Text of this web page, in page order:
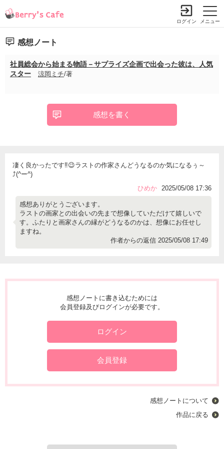
メニュー
ログイン
感想ノート
社員総会から始まる物語－サプライズ企画で出会った彼は、人気
スター
涼岡ミチ/著
感想を書く
凄く良かったです‼️😉ラストの作家さんどうなるのか気になるぅ～
⤴️(^ー^)
ひめか
2025/05/08 17:36
感想ありがとうございます。
ラストの画家との出会いの先まで想像していただけて嬉しいで
す。ふたりと画家さんの縁がどうなるのかは、想像にお任せし
ますね。
作者からの返信 2025/05/08 17:49
感想ノートに書き込むためには
会員登録及びログインが必要です。
ログイン
会員登録
感想ノートについて
作品に戻る